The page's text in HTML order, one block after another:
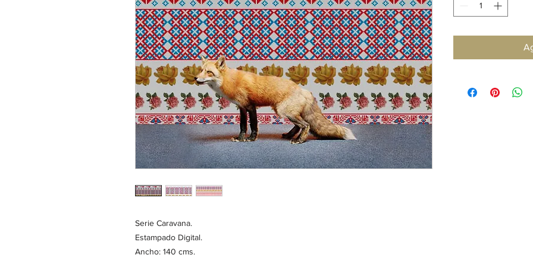
Serie Caravana.
Estampado Digital.
Ancho: 140 cms.